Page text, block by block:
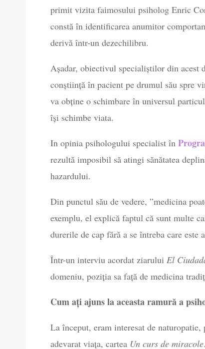
primit vizita faimosului psiholog Enric
constă în identificarea anumitor
derivă într-un dezechilibru.
Așadar, obiectivul specialiștilor din acest
conștiință în pacient pe drumul său spre
va obține o schimbare în universul
își schimbe viata.
In opinia psihologului specialist în
rezultă imposibil să atingi sănătatea
hazardului.
Din punctul său de vedere, ”medicina
exemplu, el explică faptul că sunt multe
durerile de cap fără a se întreba care
Într-un interviu acordat ziarului El
domeniu, poziția sa față de medicina
Cum ați ajuns la aceasta ramură a
La început, eram interesat de
adevarat viața, cartea Un curs de miracole